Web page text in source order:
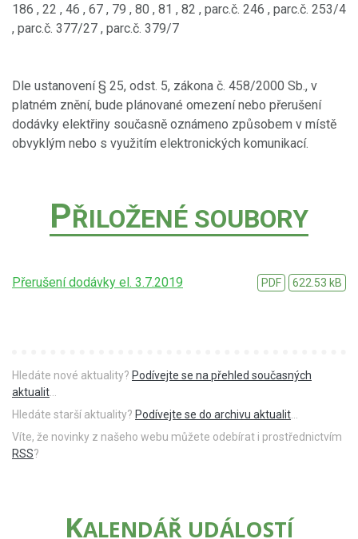
186 , 22 , 46 , 67 , 79 , 80 , 81 , 82 , parc.č. 246 , parc.č. 253/4
, parc.č. 377/27 , parc.č. 379/7
Dle ustanovení § 25, odst. 5, zákona č. 458/2000 Sb., v
platném znění, bude plánované omezení nebo přerušení
dodávky elektřiny současně oznámeno způsobem v místě
obvyklým nebo s využitím elektronických komunikací.
PŘILOŽENÉ SOUBORY
Přerušení dodávky el. 3.7.2019 PDF 622.53 kB
Hledáte nové aktuality? Podívejte se na přehled současných
aktualit
Hledáte starší aktuality? Podívejte se do archivu aktualit
Víte, že novinky z našeho webu můžete odebírat i prostřednictvím
RSS?
KALENDÁŘ UDÁLOSTÍ